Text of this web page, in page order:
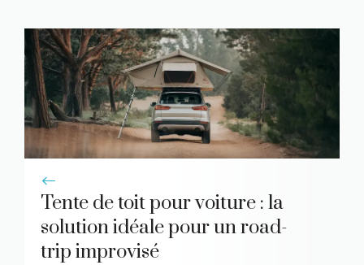
Tente de toit pour voiture : la
solution idéale pour un road-
trip improvisé